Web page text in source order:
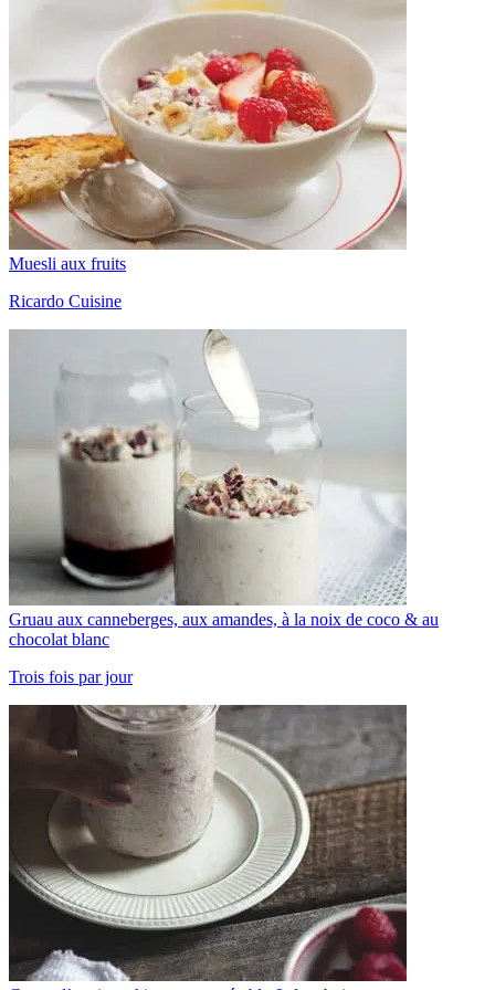
Muesli aux fruits
Ricardo Cuisine
Gruau aux canneberges, aux amandes, à la noix de coco & au
chocolat blanc
Trois fois par jour